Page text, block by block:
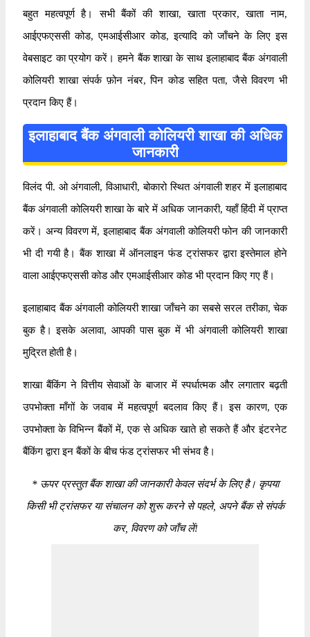
बहुत महत्वपूर्ण है। सभी बैंकों की शाखा, खाता प्रकार, खाता नाम,
आईएफएससी कोड, एमआईसीआर कोड, इत्यादि को जाँचने के लिए इस
वेबसाइट का प्रयोग करें। हमने बैंक शाखा के साथ इलाहाबाद बैंक अंगवाली
कोलियरी शाखा संपर्क फ़ोन नंबर, पिन कोड सहित पता, जैसे विवरण भी
प्रदान किए हैं।
इलाहाबाद बैंक अंगवाली कोलियरी शाखा की अधिक
जानकारी
विलंद पी. ओ अंगवाली, विआधारी, बोकारो स्थित अंगवाली शहर में इलाहाबाद
बैंक अंगवाली कोलियरी शाखा के बारे में अधिक जानकारी, यहाँ हिंदी में प्राप्त
करें। अन्य विवरण में, इलाहाबाद बैंक अंगवाली कोलियरी फोन की जानकारी
भी दी गयी है। बैंक शाखा में ऑनलाइन फंड ट्रांसफर द्वारा इस्तेमाल होने
वाला आईएफएससी कोड और एमआईसीआर कोड भी प्रदान किए गए हैं।
इलाहाबाद बैंक अंगवाली कोलियरी शाखा जाँचने का सबसे सरल तरीका, चेक
बुक है। इसके अलावा, आपकी पास बुक में भी अंगवाली कोलियरी शाखा
मुद्रित होती है।
शाखा बैंकिंग ने वित्तीय सेवाओं के बाजार में स्पर्धात्मक और लगातार बढ़ती
उपभोक्ता माँगों के जवाब में महत्वपूर्ण बदलाव किए हैं। इस कारण, एक
उपभोक्ता के विभिन्न बैंकों में, एक से अधिक खाते हो सकते हैं और इंटरनेट
बैंकिंग द्वारा इन बैंकों के बीच फंड ट्रांसफर भी संभव है।
*ऊपर प्रस्तुत बैंक शाखा की जानकारी केवल संदर्भ के लिए है। कृपया
किसी भी ट्रांसफर या संचालन को शुरू करने से पहले, अपने बैंक से संपर्क
कर, विवरण को जाँच लें!